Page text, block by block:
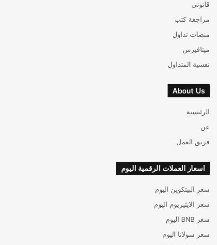
قانوني
مراجعة كتب
منصات تداول
ميتافيرس
نفسية المتداول
About Us
الرئيسية
عن
فريق العمل
اسعار العملات الرقمية اليوم
سعر البيتكوين اليوم
سعر الايثيريوم اليوم
سعر BNB اليوم
سعر سولانا اليوم